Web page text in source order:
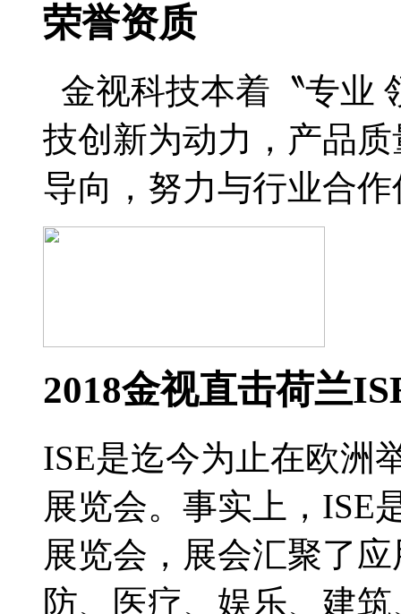
荣誉资质
金视科技本着〝专业
技创新为动力，产品
导向，努力与行业合
2018金视直击荷兰
ISE是迄今为止在欧洲
展览会。事实上，ISE
展览会，展会汇聚了
防、医疗、娱乐、建